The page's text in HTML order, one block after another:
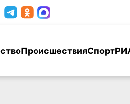
ПроисшествияСпорт